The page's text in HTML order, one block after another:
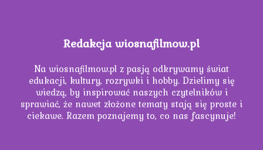
Redakcja wiosnafilmow.pl
Na wiosnafilmow.pl z pasją odkrywamy świat
edukacji, kultury, rozrywki i hobby. Dzielimy się
wiedzą, by inspirować naszych czytelników i
sprawiać, że nawet złożone tematy stają się proste i
ciekawe. Razem poznajemy to, co nas fascynuje!